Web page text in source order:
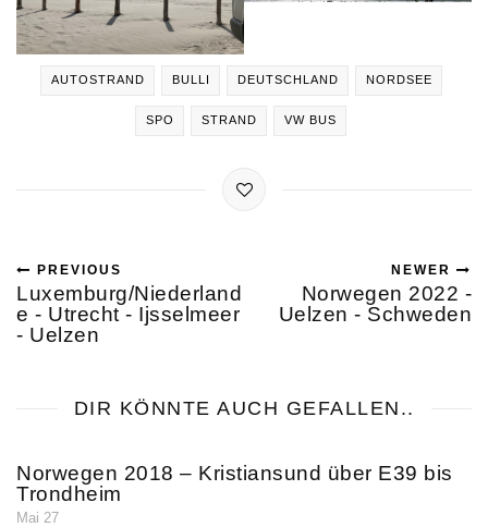
AUTOSTRAND BULLI DEUTSCHLAND NORDSEE
SPO STRAND VW BUS
PREVIOUS
Luxemburg/Niederland
e - Utrecht - Ijsselmeer
- Uelzen
NEWER
Norwegen 2022 -
Uelzen - Schweden
DIR KÖNNTE AUCH GEFALLEN..
Norwegen 2018 – Kristiansund über E39 bis
Trondheim
Mai 27